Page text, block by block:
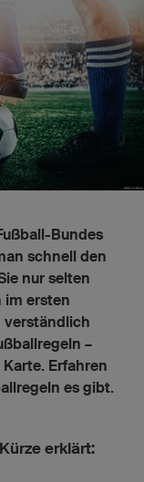
Bundes
schnell den
nur selten
im ersten
verständlich
–
Erfahren
es gibt.
erklärt: